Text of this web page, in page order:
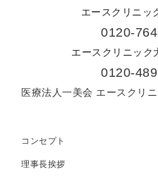
エースクリニッ
0120-
エースクリニック
0120-
医療法人一美会 エースクリ
コンセプト
理事長挨拶